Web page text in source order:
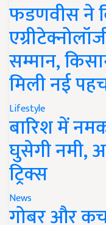
फडणवीस ने
सम्मान,
मिली नई
Lifestyle
बारिश में
घुसेगी नमी,
ट्रिक्स
News
गोबर और